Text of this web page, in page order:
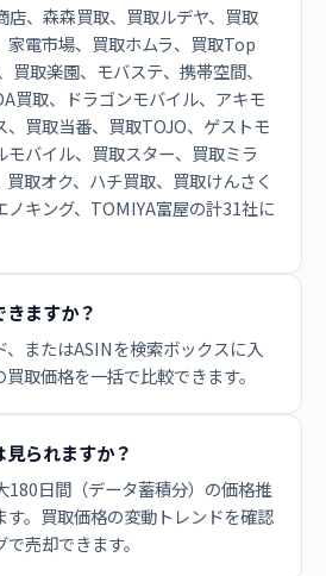
店、森森買取、買取ルデヤ、買取
電市場、買取ホムラ、買取Top
取楽園、モバステ、携帯空間、
買取、ドラゴンモバイル、アキモ
、買取当番、買取TOJO、ゲストモ
モバイル、買取スター、買取ミラ
取オク、ハチ買取、買取けんさく
ノキング、TOMIYA富屋の計31社に
ますか？
、またはASINを検索ボックスに入
取価格を一括で比較できます。
られますか？
180日間（データ蓄積分）の価格推
。買取価格の変動トレンドを確認
売却できます。